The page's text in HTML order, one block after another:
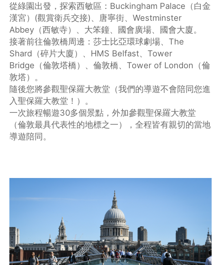
從綠園出發，探索西敏區：Buckingham Palace（白金
漢宮）(觀賞衛兵交接)、唐寧街、Westminster
Abbey（西敏寺）、大笨鐘、國會廣場、國會大廈。
接著前往倫敦橋周邊：莎士比亞環球劇場、The
Shard（碎片大廈）、HMS Belfast、Tower
Bridge（倫敦塔橋）、倫敦橋、Tower of London（倫
敦塔）。
隨後您將參觀聖保羅大教堂（我們的導遊不會陪同您進
入聖保羅大教堂！）。
一次旅程暢遊30多個景點，外加參觀聖保羅大教堂
（倫敦最具代表性的地標之一），全程皆有親切的當地
導遊陪同。